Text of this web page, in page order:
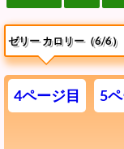
ゼリー カロリー（6/6）
4ページ目 5